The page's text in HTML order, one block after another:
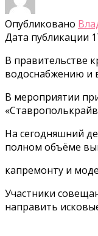
Опубликовано
Дата публикации
В правительстве
водоснабжению и
В мероприятии
На сегодняшний
полном объёме
капремонту и
Участники
направить